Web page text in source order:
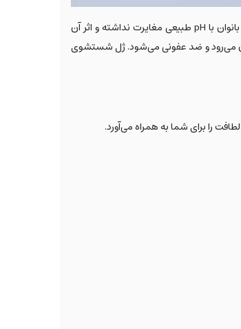
این محصول همچنین فعالیت باکتری‌های مفید را تشدید کرده و سیستم ایمنی را تقویت می‌کند. pH ژل شستشوی بهداشتی بانوان لافارر مناسب دوشیزگان و بانوان با pH طبیعی مغایرت نداشته و اثر آن
بین می‌رود و ضد عفونی می‌شود. ژل شستشوی
را برای شما به همراه می‌آورد.